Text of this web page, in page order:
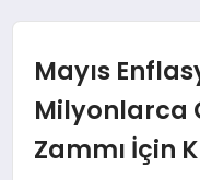
SEYAHAT
TEKNOLOJI
Mayıs
Milyonlarca
Zammı İçin